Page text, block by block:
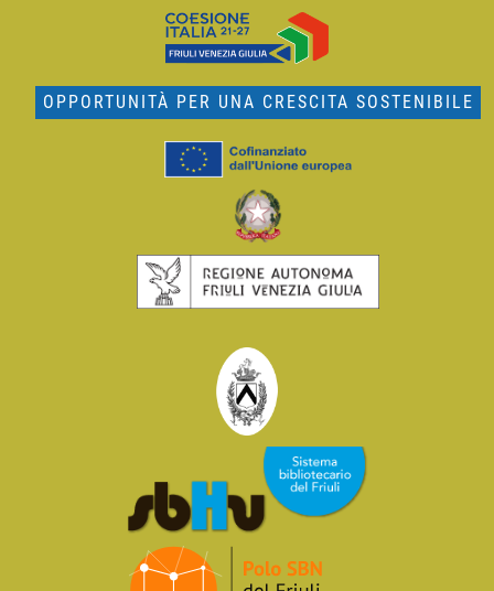
OPPORTUNITÀ PER UNA CRESCITA SOSTENIBILE